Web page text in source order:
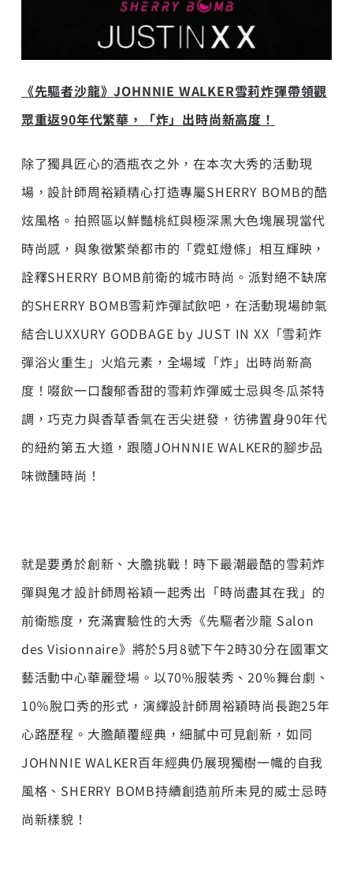
《先驅者沙龍》JOHNNIE WALKER雪莉炸彈帶領觀
眾重返90年代繁華，「炸」出時尚新高度！
除了獨具匠心的酒瓶衣之外，在本次大秀的活動現
場，設計師周裕穎精心打造專屬SHERRY BOMB的酷
炫風格。拍照區以鮮豔桃紅與極深黑大色塊展現當代
時尚感，與象徵繁榮都市的「霓虹燈條」相互輝映，
詮釋SHERRY BOMB前衛的城市時尚。派對絕不缺席
的SHERRY BOMB雪莉炸彈試飲吧，在活動現場帥氣
結合LUXXURY GODBAGE by JUST IN XX「雪莉炸
彈浴火重生」火焰元素，全場域「炸」出時尚新高
度！啜飲一口馥郁香甜的雪莉炸彈威士忌與冬瓜茶特
調，巧克力與香草香氣在舌尖迸發，彷彿置身90年代
的紐約第五大道，跟隨JOHNNIE WALKER的腳步品
味微醺時尚！
就是要勇於創新、大膽挑戰！時下最潮最酷的雪莉炸
彈與鬼才設計師周裕穎一起秀出「時尚盡其在我」的
前衛態度，充滿實驗性的大秀《先驅者沙龍 Salon
des Visionnaire》將於5月8號下午2時30分在國軍文
藝活動中心華麗登場。以70%服裝秀、20％舞台劇、
10％脫口秀的形式，演繹設計師周裕穎時尚長跑25年
心路歷程。大膽顛覆經典，細膩中可見創新，如同
JOHNNIE WALKER百年經典仍展現獨樹一幟的自我
風格、SHERRY BOMB持續創造前所未見的威士忌時
尚新樣貌！